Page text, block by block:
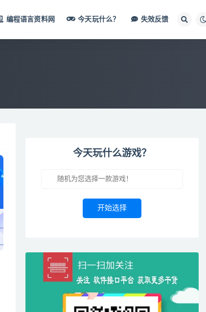
编程语言资料网 今天玩什么？ 失效反馈
今天玩什么游戏？
开始选择